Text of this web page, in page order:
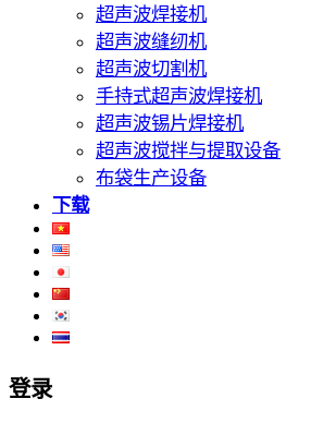
超声波焊接机
超声波缝纫机
超声波切割机
手持式超声波焊接机
超声波锡片焊接机
超声波搅拌与提取设备
布袋生产设备
下载
登录